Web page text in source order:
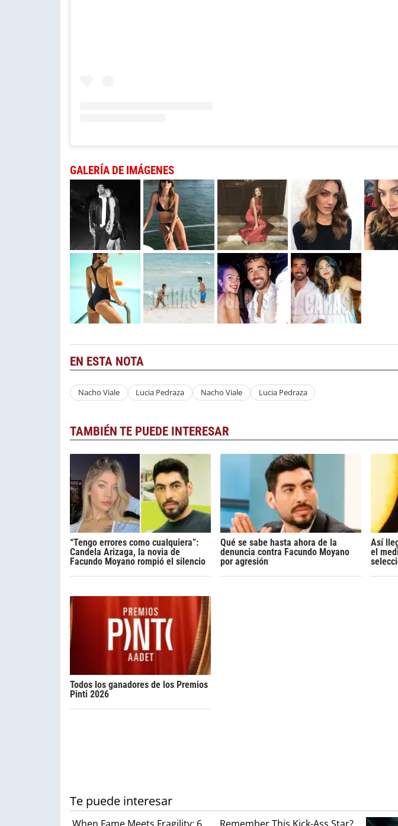
GALERÍA DE IMÁGENES
EN ESTA NOTA
Nacho Viale Lucia Pedraza Nacho Viale Lucia Pedraza
TAMBIÉN TE PUEDE INTERESAR
“Tengo errores como cualquiera”:
Candela Arizaga, la novia de
Facundo Moyano rompió el silencio
Qué se sabe hasta ahora de la
denuncia contra Facundo Moyano
por agresión
Así
el
Todos los ganadores de los Premios
Pinti 2026